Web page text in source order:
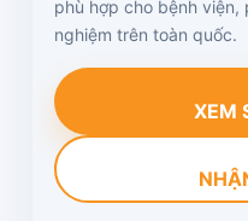
phù hợp cho bệnh
nghiệm trên toàn quốc.
XEM